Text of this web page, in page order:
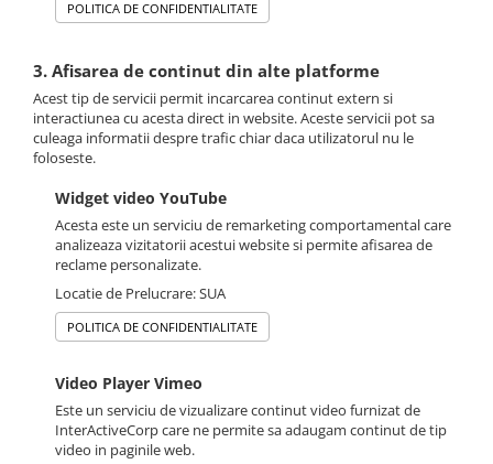
POLITICA DE CONFIDENTIALITATE
3. Afisarea de continut din alte platforme
Acest tip de servicii permit incarcarea continut extern si
interactiunea cu acesta direct in website. Aceste servicii pot sa
culeaga informatii despre trafic chiar daca utilizatorul nu le
foloseste.
Widget video YouTube
Acesta este un serviciu de remarketing comportamental care
analizeaza vizitatorii acestui website si permite afisarea de
reclame personalizate.
Locatie de Prelucrare: SUA
POLITICA DE CONFIDENTIALITATE
Video Player Vimeo
Este un serviciu de vizualizare continut video furnizat de
InterActiveCorp care ne permite sa adaugam continut de tip
video in paginile web.